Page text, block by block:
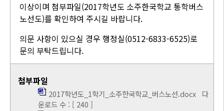
이상이며 첨부파일(2017학년도 소주한국학교 통학버스
노선도)를 확인하여 주시길 바랍니다.
의문 사항이 있으실 경우 행정실(0512-6833-6525)로
문의 부탁드립니다.
첨부파일
2017학년도_1학기_소주한국학교_버스노선.docx 다
운로드 수 : [ 240 ]